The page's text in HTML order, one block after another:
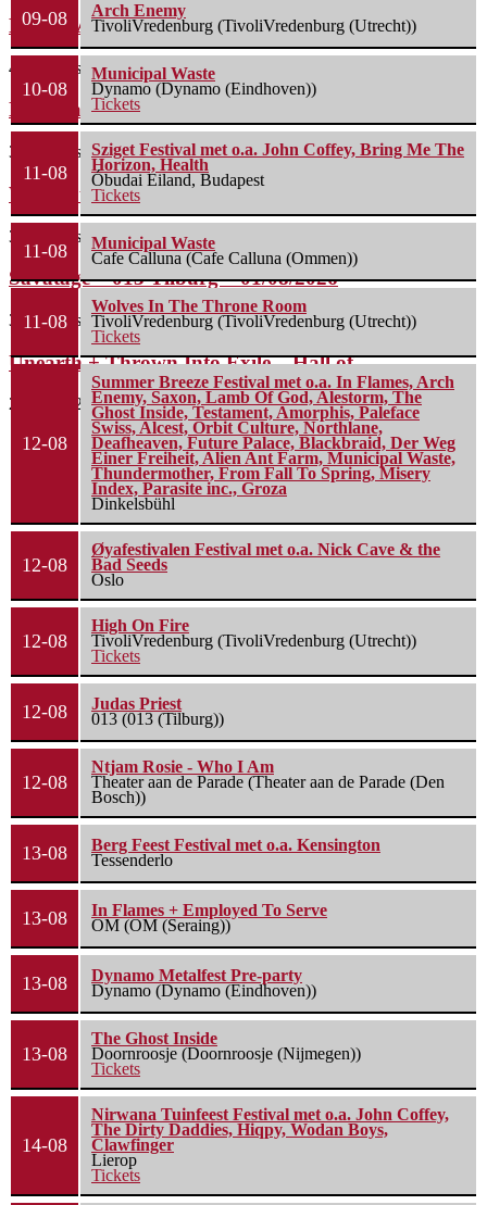
Life Of Agony + Second Function – Underworld...
4 augustus 2026
Nick Cave & The Bad Seeds – Preston...
3 augustus 2026
Wolfmother + The Howlers – o2 Shepherd’s Bush...
3 augustus 2026
Savatage – 013 Tilburg – 01/08/2026
3 augustus 2026
Unearth + Thrown Into Exile – Hall of...
29 juli 2026
09-08
Arch Enemy
TivoliVredenburg (TivoliVredenburg (Utrecht))
10-08
Municipal Waste
Dynamo (Dynamo (Eindhoven))
Tickets
11-08
Sziget Festival met o.a. John Coffey, Bring Me The
Horizon, Health
Óbudai Eiland, Budapest
Tickets
11-08
Municipal Waste
Cafe Calluna (Cafe Calluna (Ommen))
11-08
Wolves In The Throne Room
TivoliVredenburg (TivoliVredenburg (Utrecht))
Tickets
12-08
Summer Breeze Festival met o.a. In Flames, Arch
Enemy, Saxon, Lamb Of God, Alestorm, The
Ghost Inside, Testament, Amorphis, Paleface
Swiss, Alcest, Orbit Culture, Northlane,
Deafheaven, Future Palace, Blackbraid, Der Weg
Einer Freiheit, Alien Ant Farm, Municipal Waste,
Thundermother, From Fall To Spring, Misery
Index, Parasite inc., Groza
Dinkelsbühl
12-08
Øyafestivalen Festival met o.a. Nick Cave & the
Bad Seeds
Oslo
12-08
High On Fire
TivoliVredenburg (TivoliVredenburg (Utrecht))
Tickets
12-08
Judas Priest
013 (013 (Tilburg))
12-08
Ntjam Rosie - Who I Am
Theater aan de Parade (Theater aan de Parade (Den
Bosch))
13-08
Berg Feest Festival met o.a. Kensington
Tessenderlo
13-08
In Flames + Employed To Serve
OM (OM (Seraing))
13-08
Dynamo Metalfest Pre-party
Dynamo (Dynamo (Eindhoven))
13-08
The Ghost Inside
Doornroosje (Doornroosje (Nijmegen))
Tickets
14-08
Nirwana Tuinfeest Festival met o.a. John Coffey,
The Dirty Daddies, Hiqpy, Wodan Boys,
Clawfinger
Lierop
Tickets